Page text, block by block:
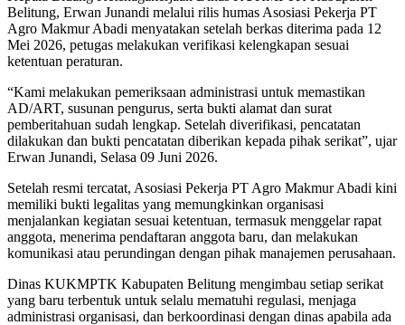
Belitung, Erwan Junandi melalui rilis humas Asosiasi Pekerja PT
Agro Makmur Abadi menyatakan setelah berkas diterima pada 12
Mei 2026, petugas melakukan verifikasi kelengkapan sesuai
ketentuan peraturan.
“Kami melakukan pemeriksaan administrasi untuk memastikan
AD/ART, susunan pengurus, serta bukti alamat dan surat
pemberitahuan sudah lengkap. Setelah diverifikasi, pencatatan
dilakukan dan bukti pencatatan diberikan kepada pihak serikat”, ujar
Erwan Junandi, Selasa 09 Juni 2026.
Setelah resmi tercatat, Asosiasi Pekerja PT Agro Makmur Abadi kini
memiliki bukti legalitas yang memungkinkan organisasi
menjalankan kegiatan sesuai ketentuan, termasuk menggelar rapat
anggota, menerima pendaftaran anggota baru, dan melakukan
komunikasi atau perundingan dengan pihak manajemen perusahaan.
Dinas KUKMPTK Kabupaten Belitung mengimbau setiap serikat
yang baru terbentuk untuk selalu mematuhi regulasi, menjaga
administrasi organisasi, dan berkoordinasi dengan dinas apabila ada